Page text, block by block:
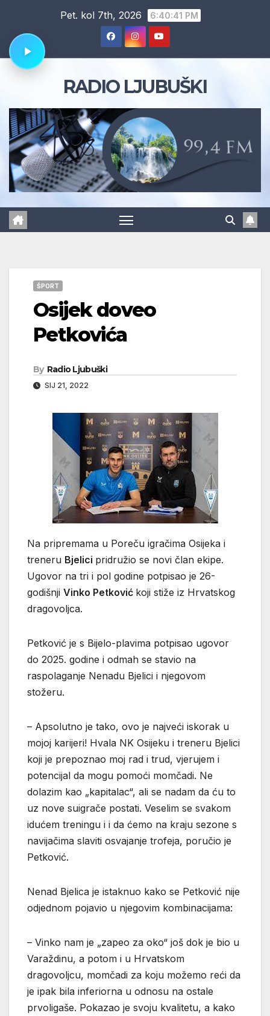
content
Pet. kol 7th, 2026 6:40:42 PM
RADIO LJUBUŠKI
ŠPORT
Osijek doveo
Petkovića
By Radio Ljubuški
SIJ 21, 2022
Na pripremama u Poreču igračima Osijeka i
treneru Bjelici pridružio se novi član ekipe.
Ugovor na tri i pol godine potpisao je 26-
godišnji Vinko Petković koji stiže iz Hrvatskog
dragovoljca.
Petković je s Bijelo-plavima potpisao ugovor
do 2025. godine i odmah se stavio na
raspolaganje Nenadu Bjelici i njegovom
stožeru.
– Apsolutno je tako, ovo je najveći iskorak u
mojoj karijeri! Hvala NK Osijeku i treneru Bjelici
koji je prepoznao moj rad i trud, vjerujem i
potencijal da mogu pomoći momčadi. Ne
dolazim kao „kapitalac“, ali se nadam da ću to
uz nove suigrače postati. Veselim se svakom
idućem treningu i i da ćemo na kraju sezone s
navijačima slaviti osvajanje trofeja, poručio je
Petković.
Nenad Bjelica je istaknuo kako se Petković nije
odjednom pojavio u njegovim kombinacijama:
– Vinko nam je „zapeo za oko“ još dok je bio u
Varaždinu, a potom i u Hrvatskom
dragovoljcu, momčadi za koju možemo reći da
je ipak bila inferiorna u odnosu na ostale
prvoligaše. Pokazao je svoju kvalitetu, a kako